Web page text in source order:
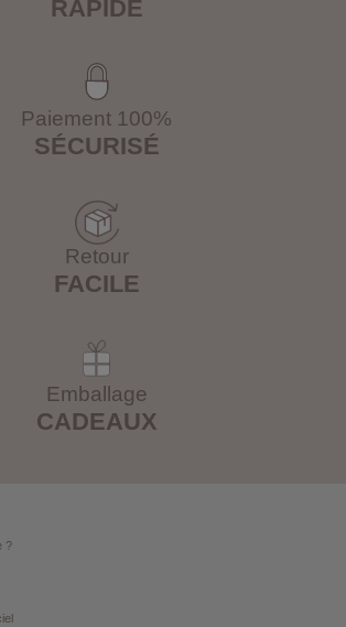
RAPIDE
Paiement 100%
SÉCURISÉ
Retour
FACILE
Emballage
CADEAUX
?